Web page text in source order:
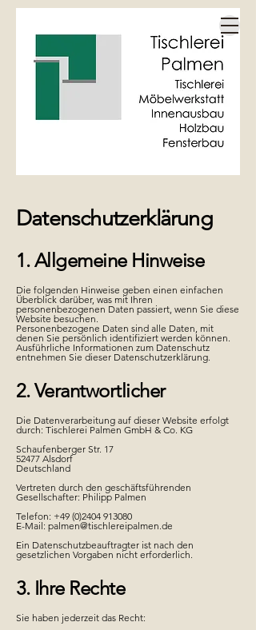
Datenschutzerklärung
1. Allgemeine Hinweise
Die folgenden Hinweise geben einen einfachen
Überblick darüber, was mit Ihren
personenbezogenen Daten passiert, wenn Sie diese
Website besuchen.
Personenbezogene Daten sind alle Daten, mit
denen Sie persönlich identifiziert werden können.
Ausführliche Informationen zum Datenschutz
entnehmen Sie dieser Datenschutzerklärung.
2. Verantwortlicher
Die Datenverarbeitung auf dieser Website erfolgt
durch: Tischlerei Palmen GmbH & Co. KG
Schaufenberger Str. 17
52477 Alsdorf
Deutschland
Vertreten durch den geschäftsführenden
Gesellschafter: Philipp Palmen
Telefon: +49 (0)2404 913080
E-Mail: palmen@tischlereipalmen.de
Ein Datenschutzbeauftragter ist nach den
gesetzlichen Vorgaben nicht erforderlich.
3. Ihre Rechte
Sie haben jederzeit das Recht: